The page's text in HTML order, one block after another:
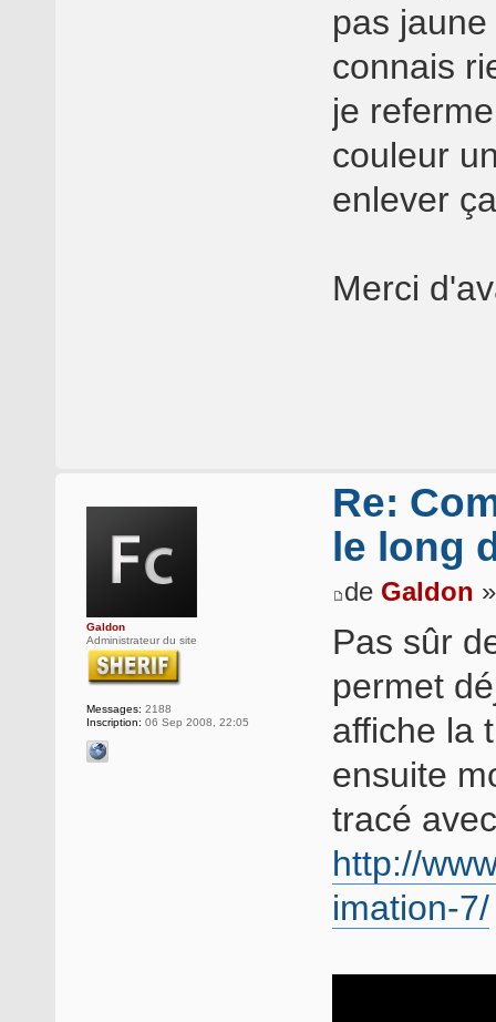
pas
connais
je
couleur
enlever
Merci
Galdon
Administrateur du site
Messages: 2188
Inscription: 06 Sep 2008, 22:05
Re:
le long
de Galdon
Pas sûr
permet
affiche la
ensuite
tracé
http://
imation-7/